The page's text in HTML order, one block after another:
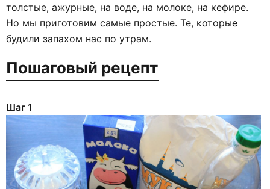
толстые, ажурные, на воде, на молоке, на кефире.
Но мы приготовим самые простые. Те, которые
будили запахом нас по утрам.
Пошаговый рецепт
Шаг 1